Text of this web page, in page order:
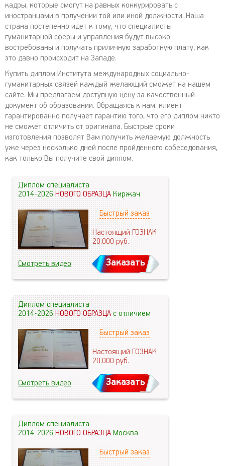
кадры, которые смогут на равных конкурировать с
иностранцами в получении той или иной должности. Наша
страна постепенно идет к тому, что специалисты
гуманитарной сферы и управления будут высоко
востребованы и получать приличную заработную плату, как
это давно происходит на Западе.
Купить диплом Института международных социально-
гуманитарных связей каждый желающий сможет на нашем
сайте. Мы предлагаем доступную цену за качественный
документ об образовании. Обращаясь к нам, клиент
гарантированно получает гарантию того, что его диплом никто
не сможет отличить от оригинала. Быстрые сроки
изготовления позволят Вам получить желаемую должность
уже через несколько дней после пройденного собеседования,
как только Вы получите свой диплом.
Диплом специалиста
2014-2026НОВОГО ОБРАЗЦАКиржач
Быстрый заказ
Настоящий ГОЗНАК
20.000руб.
Смотреть видео Заказать
Диплом специалиста
2014-2026НОВОГО ОБРАЗЦАс отличием
Быстрый заказ
Настоящий ГОЗНАК
20.000руб.
Смотреть видео Заказать
Диплом специалиста
2014-2026НОВОГО ОБРАЗЦАМосква
Быстрый заказ